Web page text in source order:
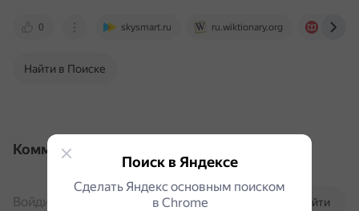
0 skysmart.ru ru.wiktionary.org
Найти в Поиске
Комментарии
Войти
Войдите, чтобы комментировать
Поиск в Яндексе
Сделать Яндекс основным поиском
в Сhrome